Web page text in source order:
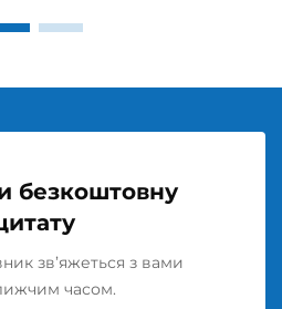
безкоштовну
зв’яжеться з вами
часом.